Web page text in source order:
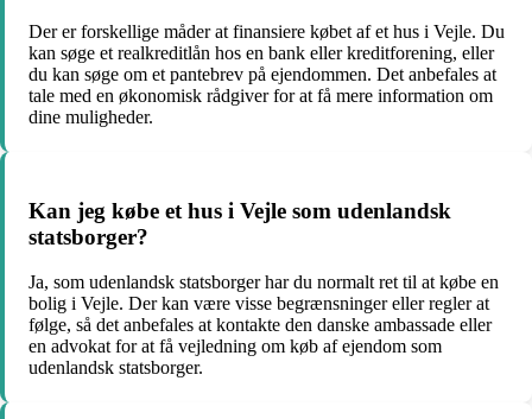
Der er forskellige måder at finansiere købet af et hus i Vejle. Du
kan søge et realkreditlån hos en bank eller kreditforening, eller
du kan søge om et pantebrev på ejendommen. Det anbefales at
tale med en økonomisk rådgiver for at få mere information om
dine muligheder.
Kan jeg købe et hus i Vejle som udenlandsk
statsborger?
Ja, som udenlandsk statsborger har du normalt ret til at købe en
bolig i Vejle. Der kan være visse begrænsninger eller regler at
følge, så det anbefales at kontakte den danske ambassade eller
en advokat for at få vejledning om køb af ejendom som
udenlandsk statsborger.